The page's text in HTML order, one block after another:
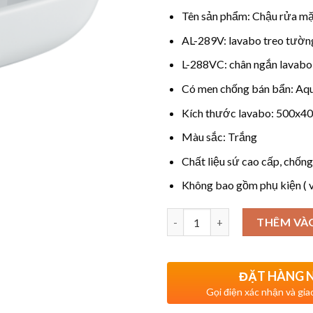
Tên sản phẩm: Chậu rửa
AL-289V: lavabo treo
L-288VC: chân ngắn lavabo
Có men chống bán bẩn:
Kích thước lavabo:
Màu sắc: Trắng​
Chất liệu sứ cao cấp,
Không bao gồm phụ kiện (
THÊM
ĐẶT HÀNG
Gọi điện xác nhận và